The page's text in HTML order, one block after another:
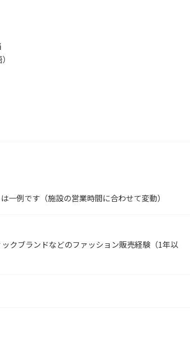
一例です（施設の営業時間に合わせて変動）
クブランドなどのファッション販売経験（1年以